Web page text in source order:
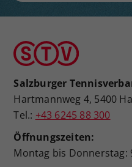
Salzburger
Hartmannweg 4, 5400
Tel.: +43 6245 88 300
Öffnungszeiten:
Montag bis Donnerstag: